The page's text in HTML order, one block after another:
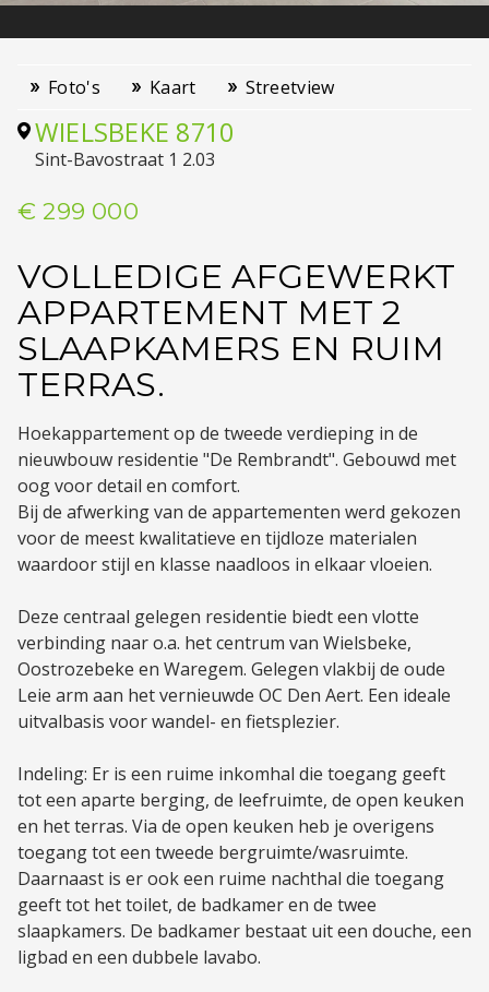
VOLLEDIGE AFGEWERKT
APPARTEMENT MET 2
SLAAPKAMERS EN RUIM
TERRAS.
WIELSBEKE 8710
Sint-Bavostraat 1 2.03
€ 299 000
Foto's Kaart Streetview
Hoekappartement op de tweede verdieping in de
nieuwbouw residentie "De Rembrandt". Gebouwd met
oog voor detail en comfort.
Bij de afwerking van de appartementen werd gekozen
voor de meest kwalitatieve en tijdloze materialen
waardoor stijl en klasse naadloos in elkaar vloeien.
Deze centraal gelegen residentie biedt een vlotte
verbinding naar o.a. het centrum van Wielsbeke,
Oostrozebeke en Waregem. Gelegen vlakbij de oude
Leie arm aan het vernieuwde OC Den Aert. Een ideale
uitvalbasis voor wandel- en fietsplezier.
Indeling: Er is een ruime inkomhal die toegang geeft
tot een aparte berging, de leefruimte, de open keuken
en het terras. Via de open keuken heb je overigens
toegang tot een tweede bergruimte/wasruimte.
Daarnaast is er ook een ruime nachthal die toegang
geeft tot het toilet, de badkamer en de twee
slaapkamers. De badkamer bestaat uit een douche, een
ligbad en een dubbele lavabo.